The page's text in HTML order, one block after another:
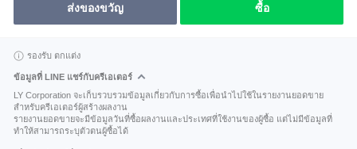
ส่งของขวัญ ซื้อ
รองรับ ตกแต่ง
ข้อมูลที่ LINE แชร์กับครีเอเตอร์
LY Corporation จะเก็บรวบรวมข้อมูลเกี่ยวกับการซื้อเพื่อนำไปใช้ในรายงานยอดขาย
สำหรับครีเอเตอร์ผู้สร้างผลงาน
รายงานยอดขายจะมีข้อมูลวันที่ซื้อผลงานและประเทศที่ใช้งานของผู้ซื้อ แต่ไม่มีข้อมูลที่
ทำให้สามารถระบุตัวตนผู้ซื้อได้